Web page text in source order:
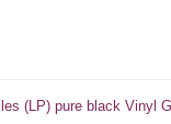
(LP) pure black Vinyl